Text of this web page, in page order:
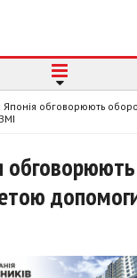
обговорюють